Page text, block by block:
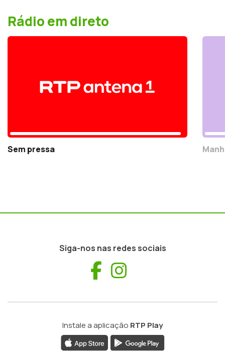
Rádio em direto
Sem pressa
Siga-nos nas redes sociais
Facebook
Instale a aplicação RTP Play